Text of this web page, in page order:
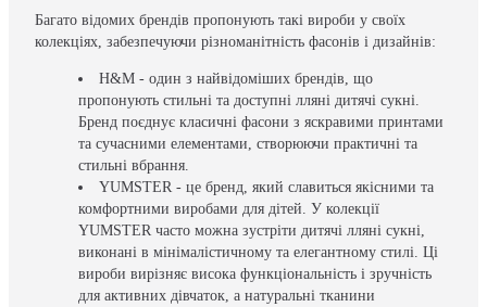
Багато відомих брендів пропонують такі вироби у своїх
колекціях, забезпечуючи різноманітність фасонів і дизайнів:
H&M - один з найвідоміших брендів, що
пропонують стильні та доступні лляні дитячі сукні.
Бренд поєднує класичні фасони з яскравими принтами
та сучасними елементами, створюючи практичні та
стильні вбрання.
YUMSTER - це бренд, який славиться якісними та
комфортними виробами для дітей. У колекції
YUMSTER часто можна зустріти дитячі лляні сукні,
виконані в мінімалістичному та елегантному стилі. Ці
вироби вирізняє висока функціональність і зручність
для активних дівчаток, а натуральні тканини